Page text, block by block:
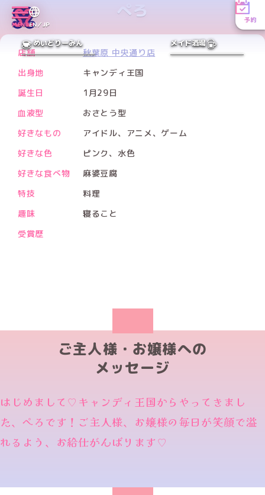
MENUEN／JP
予約
めいどりーみん メイド酒場
ぺろ
PREV
NEXT
店舗
秋葉原 中央通り店
出身地
キャンディ王国
誕生日
1月29日
血液型
おさとう型
好きなもの
アイドル、アニメ、ゲーム
好きな色
ピンク、水色
好きな食べ物
麻婆豆腐
特技
料理
趣味
寝ること
受賞歴
ご主人様・お嬢様への
メッセージ
はじめまして♡キャンディ王国からやってきまし
た、ぺろです！ご主人様、お嬢様の毎日が笑顔で溢
れるよう、お給仕がんばります♡